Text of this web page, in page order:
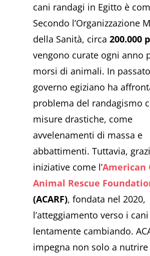
cani randagi in Egitto è
Secondo l’Organizzazione
della Sanità, circa200.000
vengono curate ogni anno
morsi di animali. In
governo egiziano ha
problema del randagismo
misure drastiche, come
avvelenamenti di massa e
abbattimenti. Tuttavia,
iniziative come l’American
Animal Rescue
(ACARF), fondata nel 2020,
l’atteggiamento verso i
lentamente cambiando.
impegna non solo a nutrire